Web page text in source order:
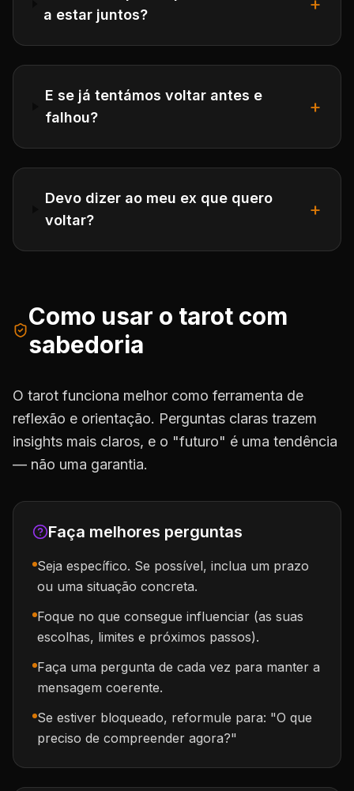
a estar juntos?
E se já tentámos voltar antes e
falhou?
+
Devo dizer ao meu ex que quero
voltar?
+
Como usar o tarot com
sabedoria
O tarot funciona melhor como ferramenta de
reflexão e orientação. Perguntas claras trazem
insights mais claros, e o "futuro" é uma tendência
— não uma garantia.
Faça melhores perguntas
Seja específico. Se possível, inclua um prazo
ou uma situação concreta.
Foque no que consegue influenciar (as suas
escolhas, limites e próximos passos).
Faça uma pergunta de cada vez para manter a
mensagem coerente.
Se estiver bloqueado, reformule para: "O que
preciso de compreender agora?"